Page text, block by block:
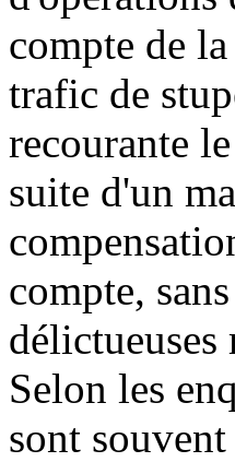
compte de
trafic de
recourante
suite d'un
compte,
délictueuses
Selon les
sont